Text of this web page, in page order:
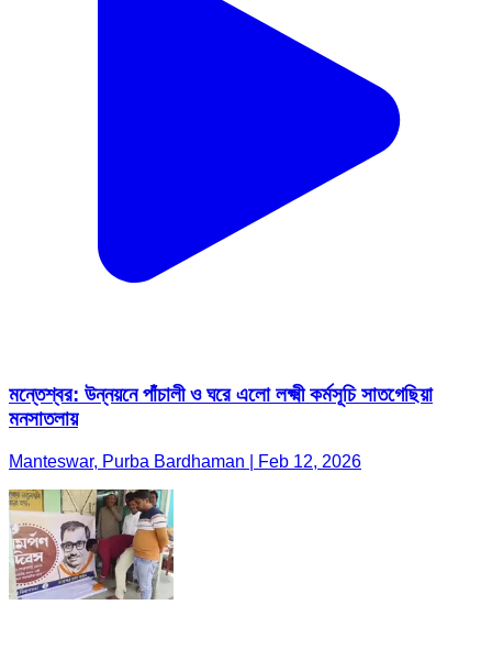
মন্তেশ্বর: উন্নয়নে পাঁচালী ও ঘরে এলো লক্ষ্মী কর্মসূচি সাতগেছিয়া
মনসাতলায়
Manteswar, Purba Bardhaman | Feb 12, 2026